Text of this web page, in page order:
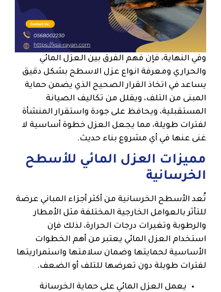
وفي النهاية، فإن فهم الفرق بين العزل المائي
والحراري ومعرفة انواع عزل الاسطح بشكل دقيق
يساعد في اتخاذ القرار الصحيح الذي يضمن حماية
المبنى من التلف، ويقلل من تكاليف الصيانة
المستقبلية، ويحافظ على جودة واستقرار المنشأة
لفترات طويلة، مما يجعل العزل خطوة أساسية لا
غنى عنها في أي مشروع بناء حديث.
مميزات العزل المائي للأسطح
الخرسانية
تُعد الأسطح الخرسانية من أكثر أجزاء المباني عرضة
للتأثر بالعوامل الخارجية المختلفة مثل الأمطار
والرطوبة وتغيرات درجات الحرارة، لذلك فإن
استخدام العزل المائي يعتبر من أهم الخطوات
الأساسية لحمايتها وضمان سلامتها واستمراريتها
لفترات طويلة دون تعرضها للتلف أو الضعف.
يعمل العزل المائي على حماية الخرسانة